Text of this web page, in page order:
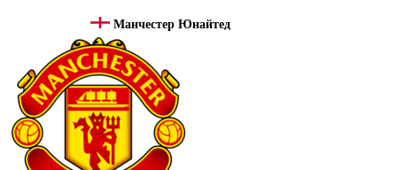
Манчестер Юнайтед